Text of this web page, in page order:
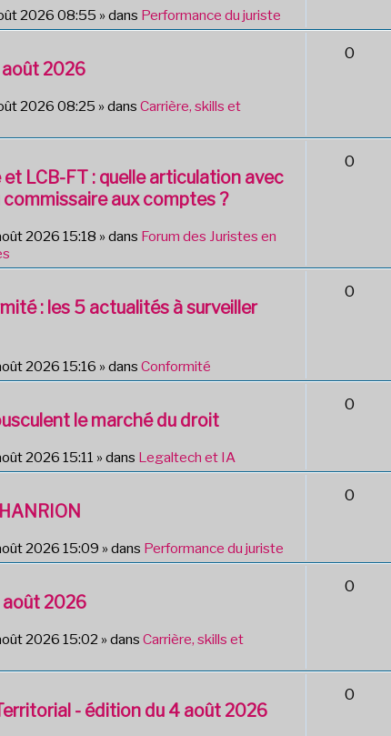
2026 08:55 » dans Performance du juriste
août 2026
2026 08:25 » dans Carrière, skills et
0
et LCB-FT : quelle articulation avec
aux comptes ?
2026 15:18 » dans Forum des Juristes en
0
: les 5 actualités à surveiller
2026 15:16 » dans Conformité
0
le marché du droit
2026 15:11 » dans Legaltech et IA
0
2026 15:09 » dans Performance du juriste
0
août 2026
2026 15:02 » dans Carrière, skills et
0
- édition du 4 août 2026
0